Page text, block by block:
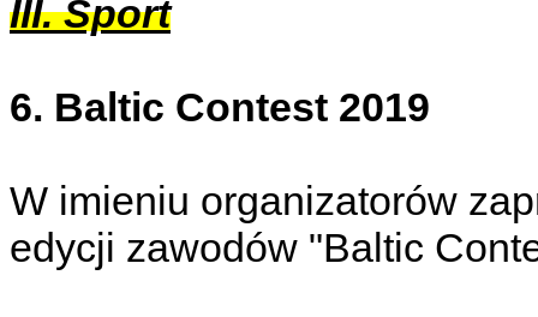
III. Sport
6. Baltic Contest 2019
W imieniu organizatorów
edycji zawodów "Baltic